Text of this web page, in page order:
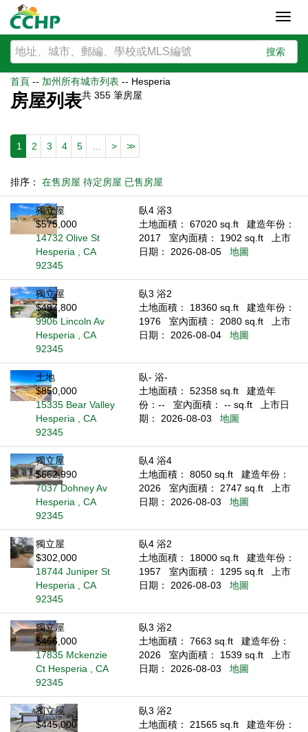
搜索
首頁 -- 加州所有城市列表 -- Hesperia
房屋列表共 355 筆房屋
1 2 3 4 5 > >>
排序： 在售房屋 待定房屋 已售房屋
獨立屋
$575,000
14732 Olive St
Hesperia , CA
92345
臥4 浴3
土地面積： 67020 sq.ft
建造年份：
2017
室內面積： 1902 sq.ft
上市
日期： 2026-08-05
地圖
獨立屋
$497,800
9906 Lincoln Av
Hesperia , CA
92345
臥3 浴2
土地面積： 18360 sq.ft
建造年份：
1976
室內面積： 2080 sq.ft
上市
日期： 2026-08-04
地圖
土地
$850,000
15335 Bear Valley
Hesperia , CA
92345
臥- 浴-
土地面積： 52358 sq.ft
建造年
份：--
室內面積： -- sq.ft
上市日
期： 2026-08-03
地圖
獨立屋
$662,990
7037 Dohney Av
Hesperia , CA
92345
臥4 浴4
土地面積： 8050 sq.ft
建造年份：
2026
室內面積： 2747 sq.ft
上市
日期： 2026-08-03
地圖
獨立屋
$302,000
18744 Juniper St
Hesperia , CA
92345
臥4 浴2
土地面積： 18000 sq.ft
建造年份：
1957
室內面積： 1295 sq.ft
上市
日期： 2026-08-03
地圖
獨立屋
$466,000
17835 Mckenzie
Ct Hesperia , CA
92345
臥3 浴2
土地面積： 7663 sq.ft
建造年份：
2026
室內面積： 1539 sq.ft
上市
日期： 2026-08-03
地圖
獨立屋
$445,000
臥3 浴2
土地面積： 21565 sq.ft
建造年份：